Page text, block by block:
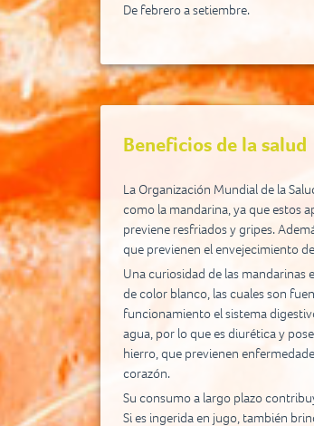
Exportación y el Turismo -
De febrero a setiembre.
Beneficios de la salud
La Organización Mundial de la
como la mandarina, ya que estos
previene resfriados y gripes.
que previenen el envejecimiento
Una curiosidad de las mandarinas
de color blanco, las cuales son
funcionamiento el sistema
agua, por lo que es diurética y
hierro, que previenen
corazón.
Su consumo a largo plazo
Si es ingerida en jugo, también